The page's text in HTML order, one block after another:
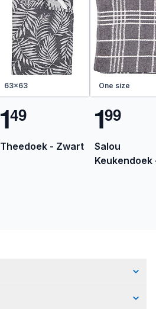
63x63
149
Theedoek - Zwart
One size
199
Salou
Keukendoek